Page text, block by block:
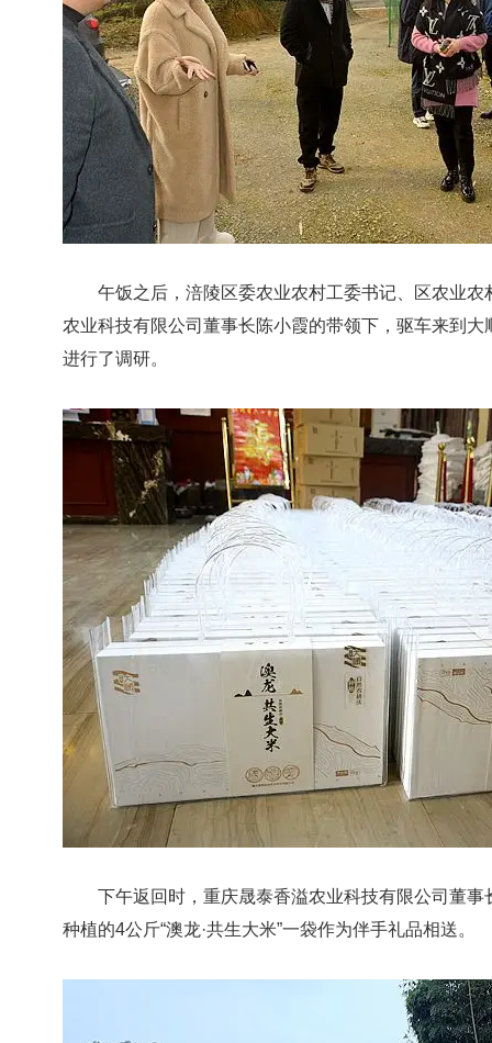
午饭之后，涪陵区委农业农村工委书记、区农业农
农业科技有限公司董事长陈小霞的带领下，驱车来到
进行了调研。
下午返回时，重庆晟泰香溢农业科技有限公司董事
种植的4公斤“澳龙·共生大米”一袋作为伴手礼品相送。